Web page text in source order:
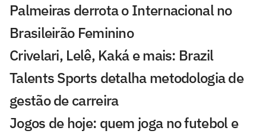
Palmeiras derrota o Internacional no
Brasileirão Feminino
Crivelari, Lelê, Kaká e mais: Brazil
Talents Sports detalha metodologia de
gestão de carreira
Jogos de hoje: quem joga no futebol e